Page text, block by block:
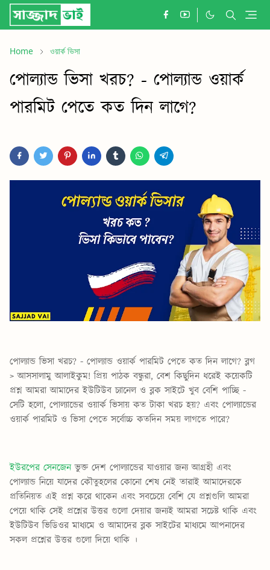
Home ওয়ার্ক ভিসা
পোল্যান্ড ভিসা খরচ? - পোল্যান্ড ওয়ার্ক
পারমিট পেতে কত দিন লাগে?
পোল্যান্ড ভিসা খরচ? - পোল্যান্ড ওয়ার্ক পারমিট পেতে কত দিন লাগে? ব্লগ
> আসসালামু আলাইকুম! প্রিয় পাঠক বন্ধুরা, বেশ কিছুদিন ধরেই কয়েকটি
প্রশ্ন আমরা আমাদের ইউটিউব চ্যানেল ও ব্লক সাইটে খুব বেশি পাচ্ছি -
সেটি হলো, পোল্যান্ডের ওয়ার্ক ভিসায় কত টাকা খরচ হয়? এবং পোল্যান্ডের
ওয়ার্ক পারমিট ও ভিসা পেতে সর্বোচ্চ কতদিন সময় লাগতে পারে?
ইউরপের সেনজেনভুক্ত দেশ পোল্যান্ডের যাওয়ার জন্য আগ্রহী এবং
পোল্যান্ড নিয়ে যাদের কৌতুহলের কোনো শেষ নেই তারাই আমাদেরকে
প্রতিনিয়ত এই প্রশ্ন করে থাকেন এবং সবচেয়ে বেশি যে প্রশ্নগুলি আমরা
পেয়ে থাকি সেই প্রশ্নের উত্তর গুলো দেয়ার জন্যই আমরা সচেষ্ট থাকি এবং
ইউটিউব ভিডিওর মাধ্যমে ও আমাদের ব্লক সাইটের মাধ্যমে আপনাদের
সকল প্রশ্নের উত্তর গুলো দিয়ে থাকি ।